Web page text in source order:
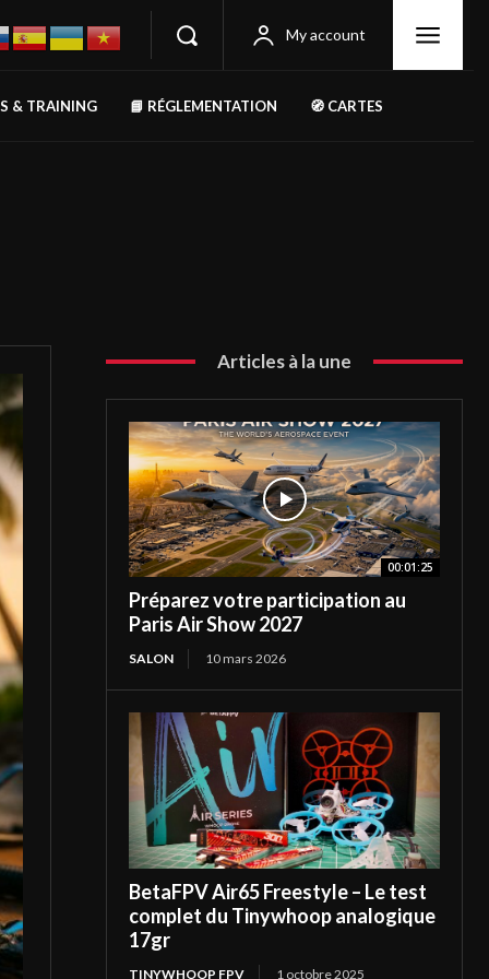
My account
& TRAINING 📘 RÉGLEMENTATION 🧭 CARTES
Articles à la une
00:01:25
Préparez votre participation au
Paris Air Show 2027
SALON 10 mars 2026
BetaFPV Air65 Freestyle – Le test
complet du Tinywhoop analogique
17gr
TINYWHOOP FPV 1 octobre 2025